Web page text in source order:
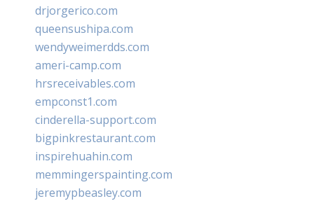
drjorgerico.com
queensushipa.com
wendyweimerdds.com
ameri-camp.com
hrsreceivables.com
empconst1.com
cinderella-support.com
bigpinkrestaurant.com
inspirehuahin.com
memmingerspainting.com
jeremypbeasley.com